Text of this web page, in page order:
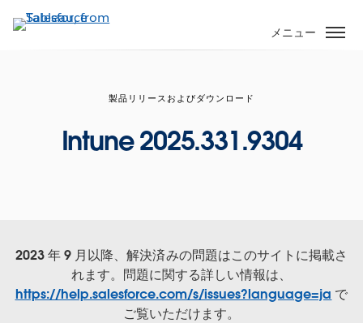
イ
メニュー
製品リリースおよびダウンロード
Intune 2025.331.9304
2023 年 9 月以降、解決済みの問題はこのサイトに掲載さ
れます。問題に関する詳しい情報は、
https://help.salesforce.com/s/issues?language=ja で
ご覧いただけます。